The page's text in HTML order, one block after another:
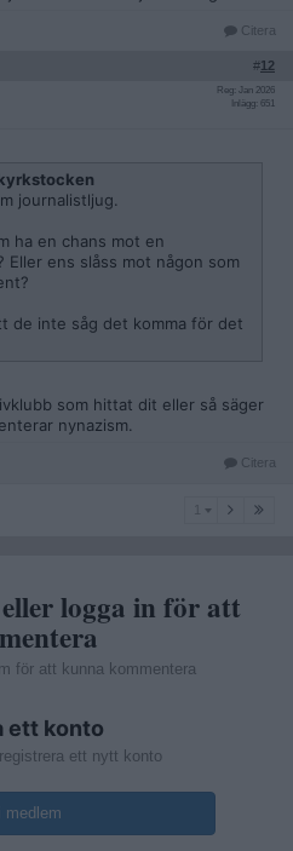
Citera
#12
Reg: Jan 2026
Inlägg: 651
journalistljug.
ha en chans mot en
Eller ens slåss mot någon som
de inte såg det komma för det
som hittat dit eller så säger
nynazism.
Citera
logga in för att
för att kunna kommentera
ett konto
ett nytt konto
medlem